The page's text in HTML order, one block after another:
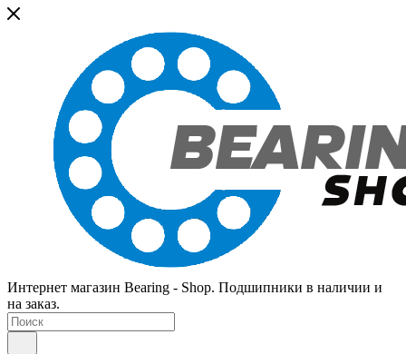
Интернет магазин Bearing - Shop. Подшипники в наличии и
на заказ.